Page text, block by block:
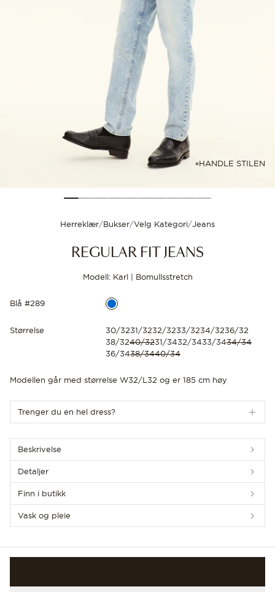
Velg størrelsen din for
Størrelsesguide
HANDLE STILEN
Herreklær/Bukser/Velg Kategori/Jeans
REGULAR FIT JEANS
Modell: Karl | Bomullsstretch
Blå #289
Størrelse 30/3231/3232/3233/3234/3236/32
38/3240/3231/3432/3433/3434/34
36/3438/3440/34
Modellen går med størrelse W32/L32 og er 185 cm høy
Trenger du en hel dress?
Beskrivelse
Detaljer
Finn i butikk
Vask og pleie